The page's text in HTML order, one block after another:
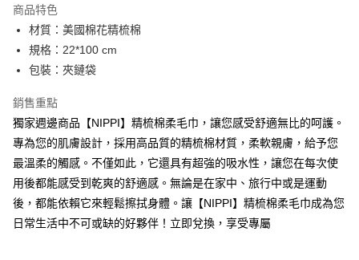
街口支付
悠遊付
全盈+PAY
大哥付你分期
相關說明
【大哥付你分期使用說明】
1.本服務由台灣大哥大提供，台灣大哥大用戶可立即使用無須另外申請。
2.付款方式選擇「大哥付你分期」，訂單成立後會自動跳轉到大哥付的交易
流程，驗證手機門號後，選擇欲分期的期數、繳款截止日，確認付款後即完
商品特色
材質：美國棉花精梳棉
規格：22*100 cm
包裝：夾鏈袋
銷售重點
獨家週邊商品【NIPPI】精梳棉柔毛巾，讓您感受舒適無比的呵護。
專為您的肌膚設計，採用高品質的精梳棉材質，柔軟親膚，給予您
最溫柔的觸感。不僅如此，它還具有超強的吸水性，讓您在每次使
用後都能感受到乾爽的舒適感。無論是在家中、旅行中或是運動
後，都能依賴它來輕鬆擦拭身體。讓【NIPPI】精梳棉柔毛巾成為您
日常生活中不可或缺的好夥伴！立即兌換，享受專屬